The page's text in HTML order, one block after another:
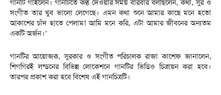
গানটি গাইলেন। গানটিতে কণ্ঠ দেওয়ার সময় বারবার বলছিলেন, কথা, সুর ও
সংগীত তার খুব ভালো লেগেছে। এমন কথা শুনে আমার কাছে মনে হতো
আকাশের চাঁদ হাতে পেলাম! আমি মনে করি, এটা আমার জীবনের অন্যতম
একটি অর্জন।’
গানটির আয়োজক, সুরকার ও সংগীত পরিচালক রাজা কাশেফ জানালেন,
শিগগিরই লন্ডনের বিভিন্ন লোকেশনে গানটির ভিডিও চিত্রায়ন করা হবে।
তারপর প্রকাশ করা হবে বিশেষ এই গানচিত্রটি।